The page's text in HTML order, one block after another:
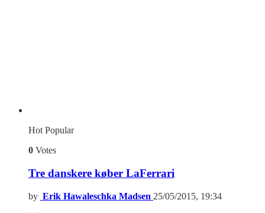
HotPopular
0 Votes
Tre danskere køber LaFerrari
by Erik Hawaleschka Madsen 25/05/2015, 19:34